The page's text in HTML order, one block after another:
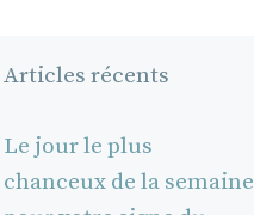
Articles récents
Le jour le plus
chanceux de la semaine